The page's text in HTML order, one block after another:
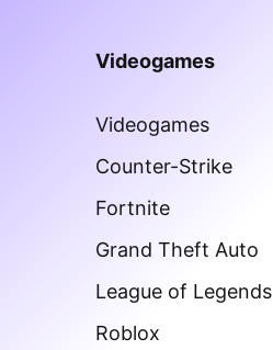
Videogames
Videogames
Counter-Strike
Fortnite
Grand Theft Auto
League of Legends
Roblox